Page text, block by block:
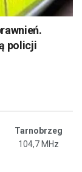
policji
Tarnobrzeg
104,7 MHz